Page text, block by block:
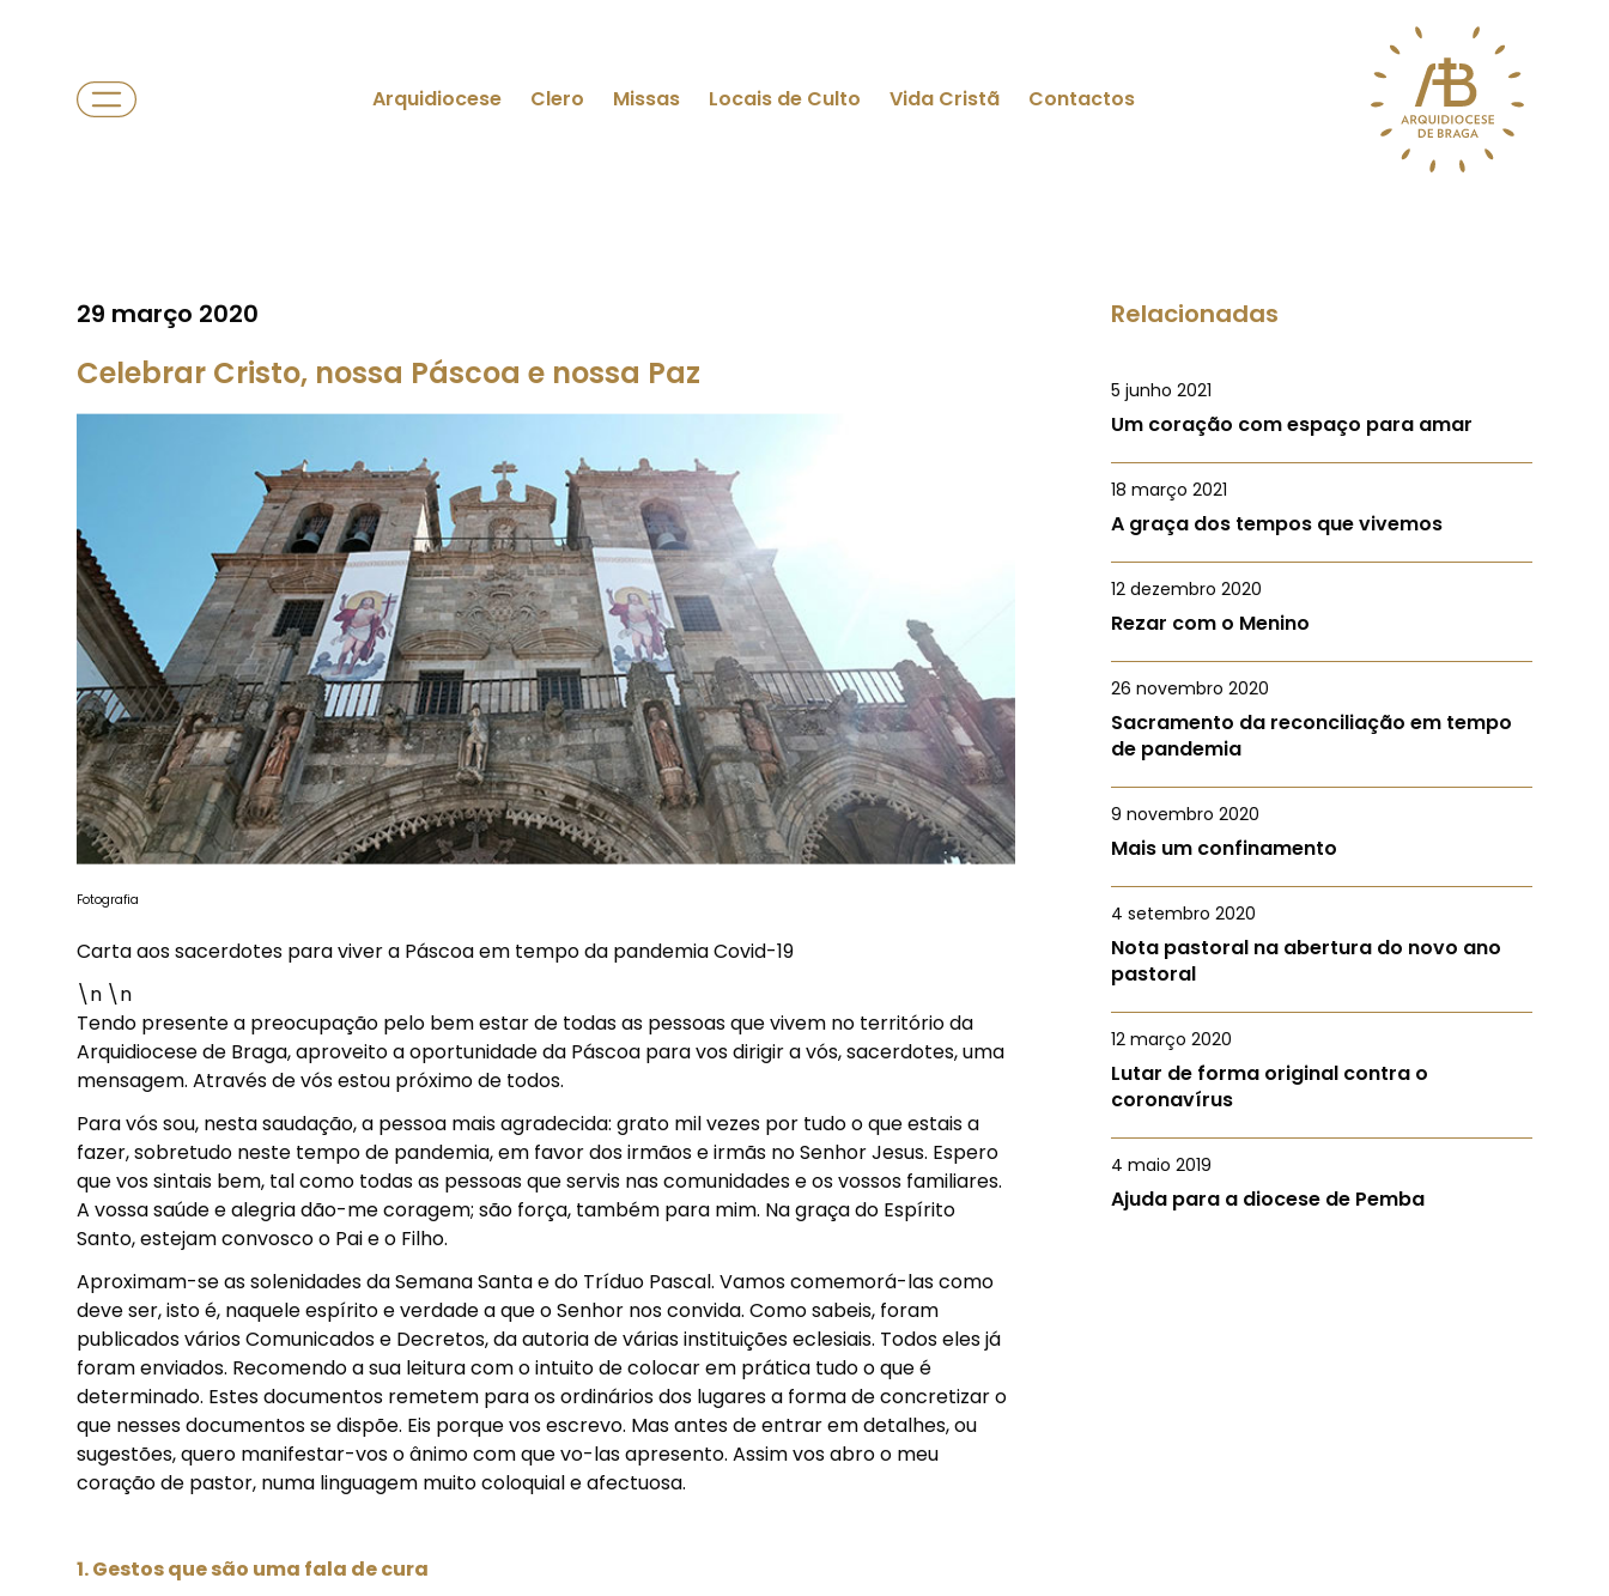
Arquidiocese Clero Missas Locais de Culto Vida Cristã Contactos
29 março 2020
Celebrar Cristo, nossa Páscoa e nossa Paz
Fotografia
Carta aos sacerdotes para viver a Páscoa em tempo da pandemia Covid-19
\n \n
Tendo presente a preocupação pelo bem estar de todas as pessoas que vivem no território da
Arquidiocese de Braga, aproveito a oportunidade da Páscoa para vos dirigir a vós, sacerdotes, uma
mensagem. Através de vós estou próximo de todos.
Para vós sou, nesta saudação, a pessoa mais agradecida: grato mil vezes por tudo o que estais a
fazer, sobretudo neste tempo de pandemia, em favor dos irmãos e irmãs no Senhor Jesus. Espero
que vos sintais bem, tal como todas as pessoas que servis nas comunidades e os vossos familiares.
A vossa saúde e alegria dão-me coragem; são força, também para mim. Na graça do Espírito
Santo, estejam convosco o Pai e o Filho.
Aproximam-se as solenidades da Semana Santa e do Tríduo Pascal. Vamos comemorá-las como
deve ser, isto é, naquele espírito e verdade a que o Senhor nos convida. Como sabeis, foram
publicados vários Comunicados e Decretos, da autoria de várias instituições eclesiais. Todos eles já
foram enviados. Recomendo a sua leitura com o intuito de colocar em prática tudo o que é
determinado. Estes documentos remetem para os ordinários dos lugares a forma de concretizar o
que nesses documentos se dispõe. Eis porque vos escrevo. Mas antes de entrar em detalhes, ou
sugestões, quero manifestar-vos o ânimo com que vo-las apresento. Assim vos abro o meu
coração de pastor, numa linguagem muito coloquial e afectuosa.
1. Gestos que são uma fala de cura
Relacionadas
5 junho 2021
Um coração com espaço para amar
18 março 2021
A graça dos tempos que vivemos
12 dezembro 2020
Rezar com o Menino
26 novembro 2020
Sacramento da reconciliação em tempo
de pandemia
9 novembro 2020
Mais um confinamento
4 setembro 2020
Nota pastoral na abertura do novo ano
pastoral
12 março 2020
Lutar de forma original contra o
coronavírus
4 maio 2019
Ajuda para a diocese de Pemba